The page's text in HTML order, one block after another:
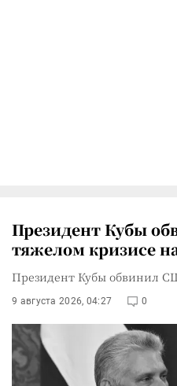
Президент Кубы
тяжелом кризисе
Президент Кубы обвинил
9 августа 2026, 04:27 0